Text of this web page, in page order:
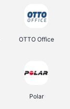
OTTO Office
Polar